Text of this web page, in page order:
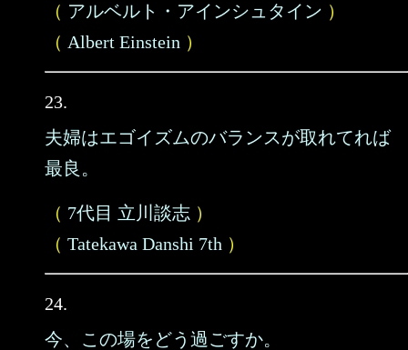
（ アルベルト・アインシュタイン ）
（ Albert Einstein ）
23.
夫婦はエゴイズムのバランスが取れてれば
最良。
（ 7代目 立川談志 ）
（ Tatekawa Danshi 7th ）
24.
今、この場をどう過ごすか。